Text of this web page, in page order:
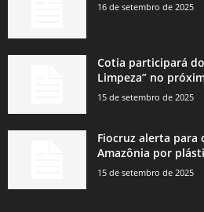
16 de setembro de 2025
Cotia participará
Limpeza” no
15 de setembro de 2025
Fiocruz alerta para
Amazônia por
15 de setembro de 2025